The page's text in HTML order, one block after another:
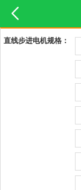
直线步进电机规格：